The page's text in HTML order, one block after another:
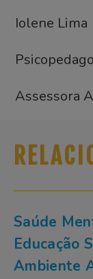
Iolene Lima
Assessora
Saúde
Educação
Ambiente